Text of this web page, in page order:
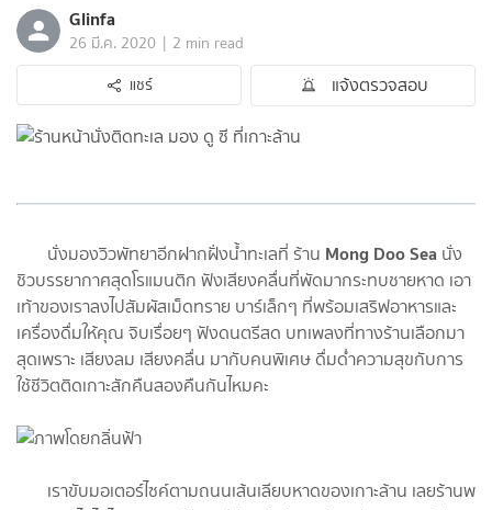
Glinfa
26 มี.ค. 2020 | 2 min read
แชร์
แจ้งตรวจสอบ
นั่งมองวิวพัทยาอีกฝากฝั่งน้ำทะเลที่ ร้าน Mong Doo Sea นั่ง
ชิวบรรยากาศสุดโรแมนติก ฟังเสียงคลื่นที่พัดมากระทบชายหาด เอา
เท้าของเราลงไปสัมผัสเม็ดทราย บาร์เล็กๆ ที่พร้อมเสริฟอาหารและ
เครื่องดื่มให้คุณ จิบเรื่อยๆ ฟังดนตรีสด บทเพลงที่ทางร้านเลือกมา
สุดเพราะ เสียงลม เสียงคลื่น มากับคนพิเศษ ดื่มด่ำความสุขกับการ
ใช้ชีวิตติดเกาะสักคืนสองคืนกันไหมคะ
เราขับมอเตอร์ไซค์ตามถนนเส้นเลียบหาดของเกาะล้าน เลยร้านพ